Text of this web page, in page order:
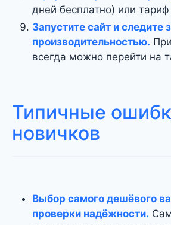
дней бесплатно) или
Запустите сайт и следите
производительностью.
всегда можно перейти на
Типичные
новичков
Выбор самого дешёвого
проверки надёжности.